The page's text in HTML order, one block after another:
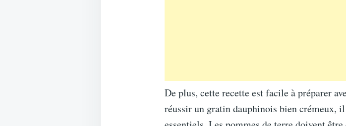
De plus, cette recette est facile à préparer
réussir un gratin dauphinois bien crémeux,